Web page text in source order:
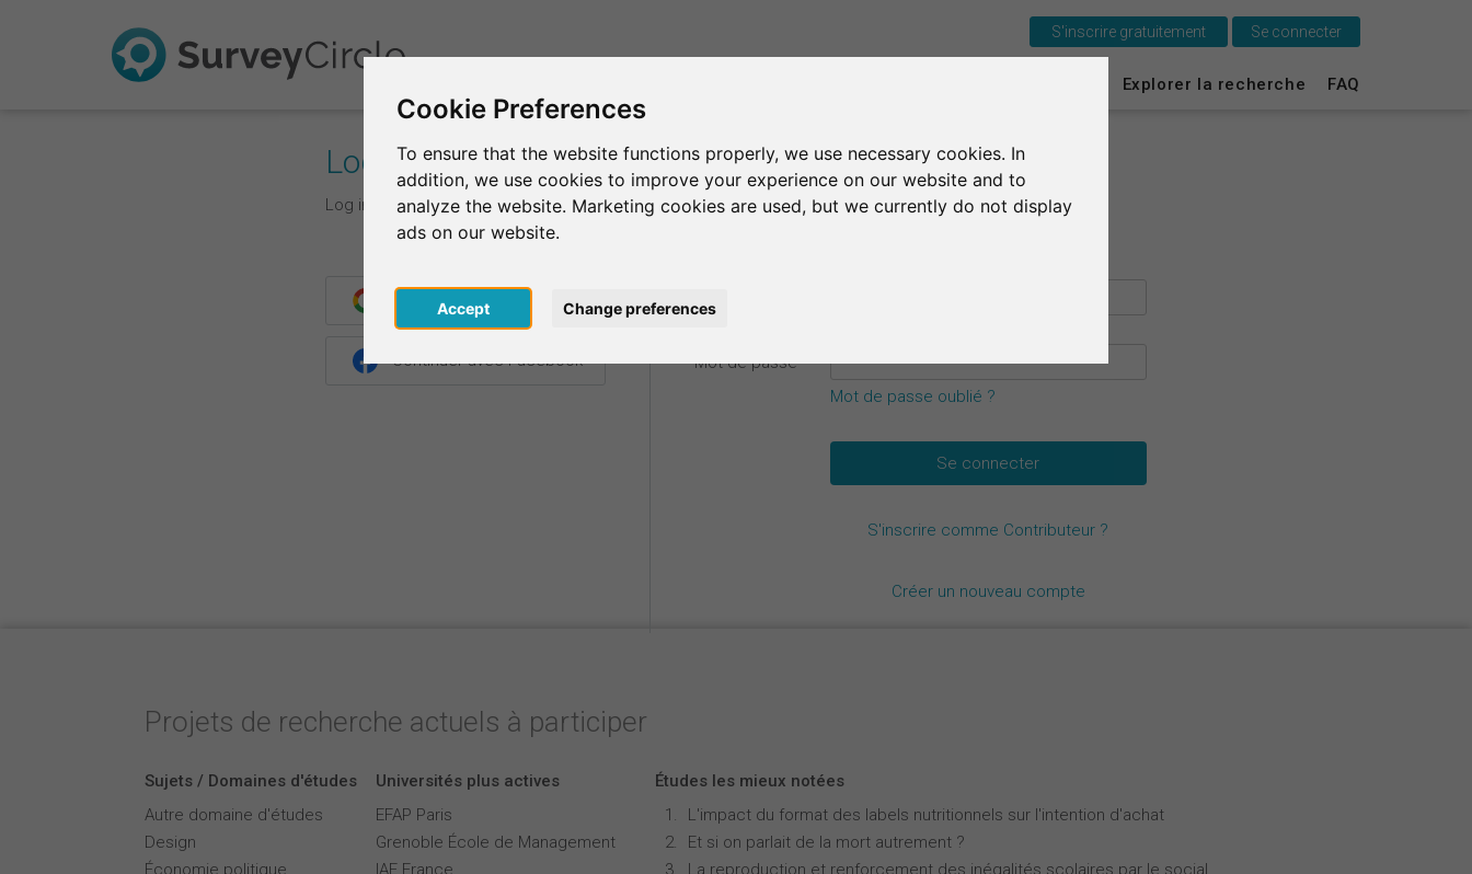
Cookie Preferences
To ensure that the website functions properly, we use necessary cookies. In
addition, we use cookies to improve your experience on our website and to
analyze the website. Marketing cookies are used, but we currently do not display
ads on our website.
Accept Change preferences
Explorer la recherche FAQ
S'inscrire gratuitement Se connecter
Log In
Log in with your login details.
Continuer avec Google
Continuer avec Facebook Mot de passe*
Mot de passe oublié ?
S'inscrire comme Contributeur ?
Créer un nouveau compte
Projets de recherche actuels à participer
Sujets / Domaines d'études
Autre domaine d'études
Design
Économie politique
Universités plus actives
EFAP Paris
Grenoble École de Management
IAE France
Études les mieux notées
L'impact du format des labels nutritionnels sur l'intention d'achat
Et si on parlait de la mort autrement ?
La reproduction et renforcement des inégalités scolaires par le social